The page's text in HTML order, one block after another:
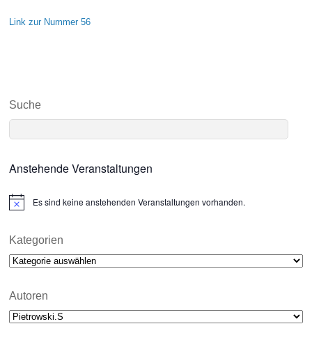
Link zur Nummer 56
Suche
Anstehende Veranstaltungen
N
i
e
Es sind keine anstehenden Veranstaltungen vorhanden.
Kategorien
Kategorien
Autoren